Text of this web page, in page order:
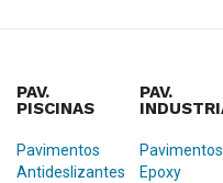
PAV.
PISCINAS
Pavimentos
Antideslizantes
PAV.
Pavimentos
Epoxy